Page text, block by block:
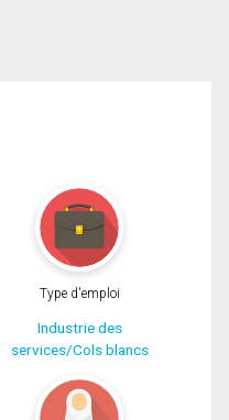
Type d'emploi
Industrie des
services/Cols blancs